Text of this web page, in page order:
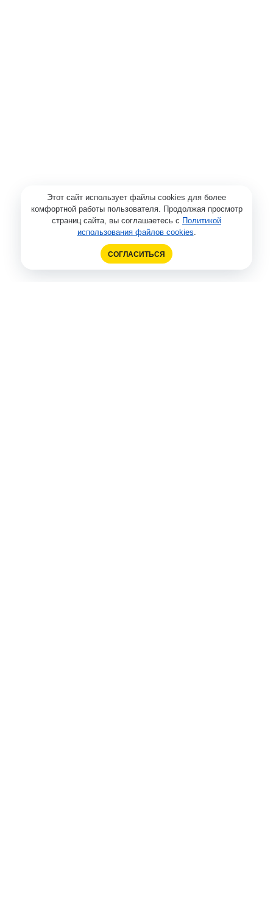
Этот сайт использует файлы cookies для более
комфортной работы пользователя. Продолжая просмотр
страниц сайта, вы соглашаетесь с Политикой
использования файлов cookies.
СОГЛАСИТЬСЯ